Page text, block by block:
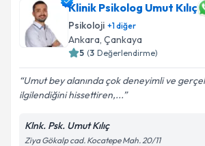
Klinik Psikolog Umut Kılıç
Psikoloji +1diğer
Ankara, Çankaya
5 (3 Değerlendirme)
Umut bey alanında çok deneyimli ve
ilgilendiğini hissettiren,...
Klnk. Psk. Umut Kılıç
Ziya Gökalp cad. Kocatepe Mah. 20/11